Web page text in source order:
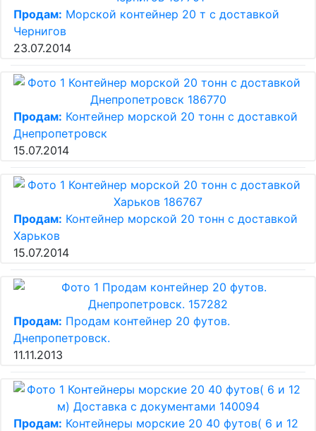
Продам: Морской контейнер 20 т с доставкой
Чернигов
23.07.2014
Продам: Контейнер морской 20 тонн с доставкой
Днепропетровск
15.07.2014
Продам: Контейнер морской 20 тонн с доставкой
Харьков
15.07.2014
Продам: Продам контейнер 20 футов.
Днепропетровск.
11.11.2013
Продам: Контейнеры морские 20 40 футов( 6 и 12